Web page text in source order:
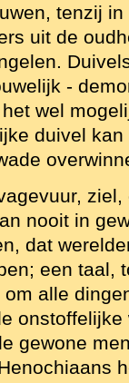
tenzij
uit de
-
wel
duivel
nooit in
dat
een taal,
alle
gewone